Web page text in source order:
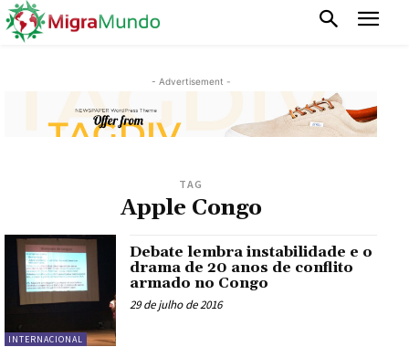
- Advertisement -
TAG
Apple Congo
INTERNACIONAL
Debate lembra instabilidade e o
drama de 20 anos de conflito
armado no Congo
29 de julho de 2016